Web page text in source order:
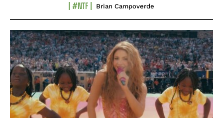
#NTF Brian Campoverde